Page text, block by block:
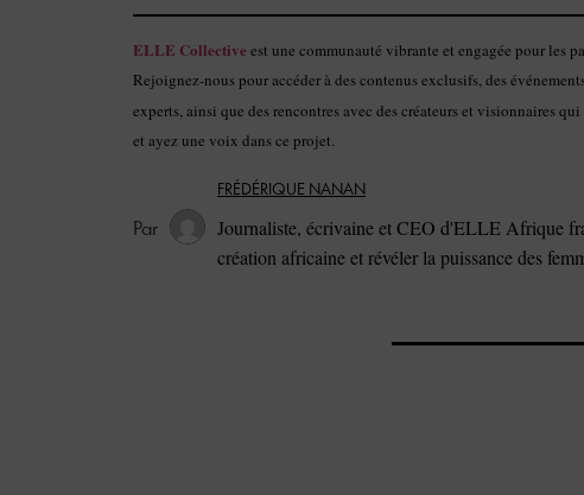
ELLE Collectiveest une communauté vibrante et engagée pour les
Rejoignez-nous pour accéder à des contenus exclusifs, des
experts, ainsi que des rencontres avec des créateurs et visionnaires
et ayez une voix dans ce projet.
FRÉDÉRIQUE NANAN
Journaliste, écrivaine et CEO d'ELLE Afrique
création africaine et révéler la puissance des